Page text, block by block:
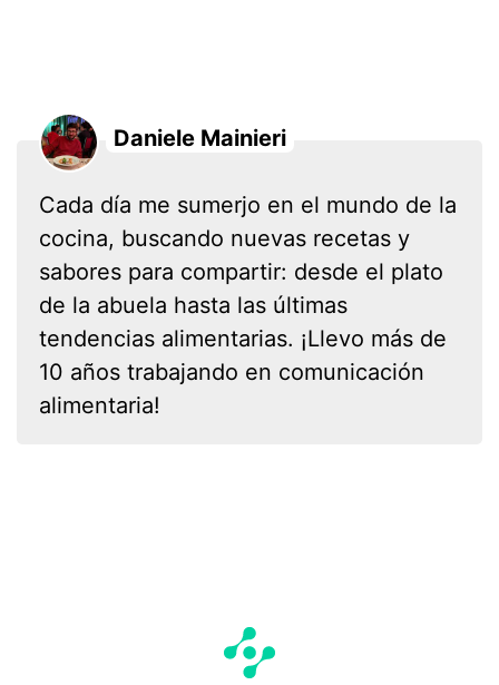
Daniele Mainieri
Cada día me sumerjo en el mundo de la
cocina, buscando nuevas recetas y
sabores para compartir: desde el plato
de la abuela hasta las últimas
tendencias alimentarias. ¡Llevo más de
10 años trabajando en comunicación
alimentaria!